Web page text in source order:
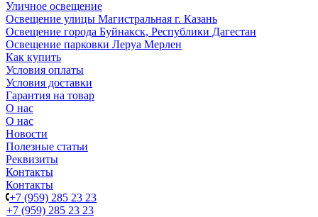
Уличное освещение
Освещение улицы Магистральная г. Казань
Освещение города Буйнакск, Республики Дагестан
Освещение парковки Леруа Мерлен
Как купить
Условия оплаты
Условия доставки
Гарантия на товар
О нас
О нас
Новости
Полезные статьи
Реквизиты
Контакты
Контакты
+7 (959) 285 23 23
+7 (959) 285 23 23